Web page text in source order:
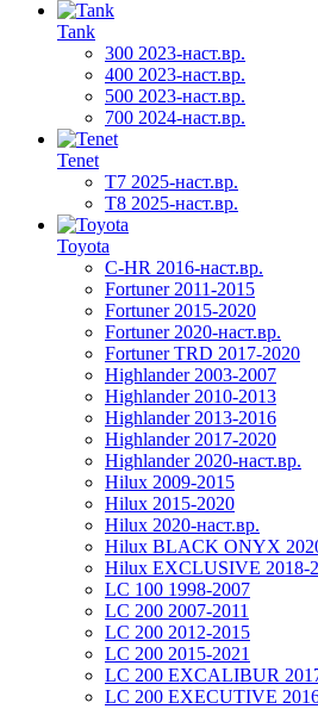
Tank
300 2023-наст.вр.
400 2023-наст.вр.
500 2023-наст.вр.
700 2024-наст.вр.
Tenet
T7 2025-наст.вр.
T8 2025-наст.вр.
Toyota
C-HR 2016-наст.вр.
Fortuner 2011-2015
Fortuner 2015-2020
Fortuner 2020-наст.вр.
Fortuner TRD 2017-2020
Highlander 2003-2007
Highlander 2010-2013
Highlander 2013-2016
Highlander 2017-2020
Highlander 2020-наст.вр.
Hilux 2009-2015
Hilux 2015-2020
Hilux 2020-наст.вр.
Hilux BLACK ONYX
Hilux EXCLUSIVE 2018-
LC 100 1998-2007
LC 200 2007-2011
LC 200 2012-2015
LC 200 2015-2021
LC 200 EXCALIBUR
LC 200 EXECUTIVE